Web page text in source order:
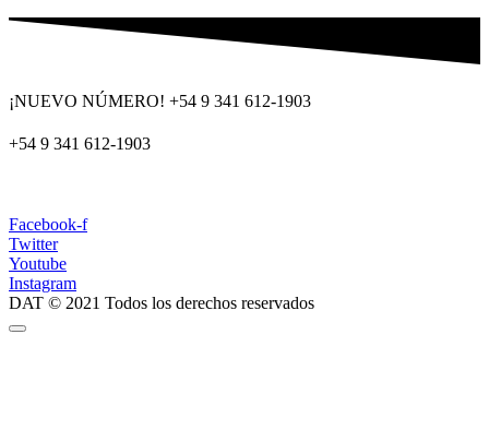
¡NUEVO NÚMERO! +54 9 341 612-1903
+54 9 341 612-1903
Facebook-f
Twitter
Youtube
Instagram
DAT © 2021 Todos los derechos reservados